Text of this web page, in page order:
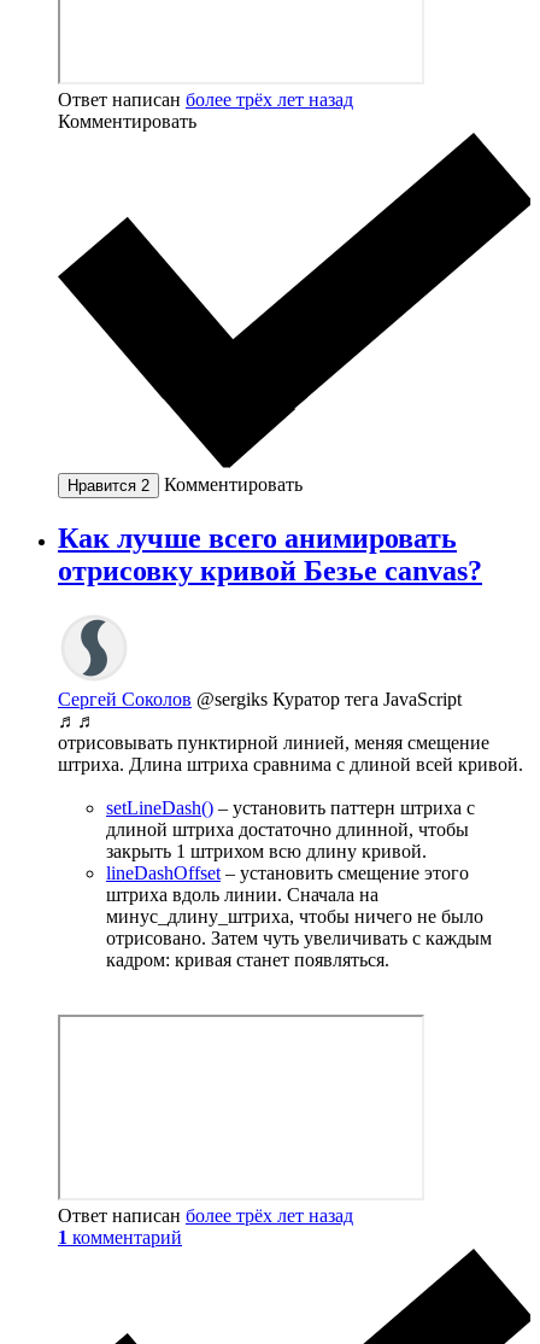
Ответ написан более трёх лет назад
Комментировать
Нравится 2 Комментировать
Как лучше всего анимировать
отрисовку кривой Безье canvas?
Сергей Соколов @sergiks Куратор тега JavaScript
♬♬
отрисовывать пунктирной линией, меняя смещение
штриха. Длина штриха сравнима с длиной всей кривой.
setLineDash() – установить паттерн штриха с
длиной штриха достаточно длинной, чтобы
закрыть 1 штрихом всю длину кривой.
lineDashOffset – установить смещение этого
штриха вдоль линии. Сначала на
минус_длину_штриха, чтобы ничего не было
отрисовано. Затем чуть увеличивать с каждым
кадром: кривая станет появляться.
Ответ написан более трёх лет назад
1 комментарий